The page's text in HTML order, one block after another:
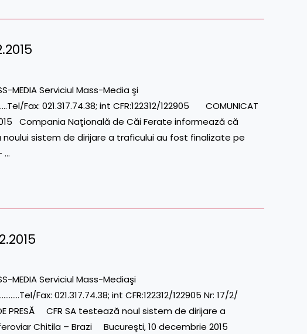
MEDIA Serviciul Mass-Media şi
Fax: 021.317.74.38; int CFR:122312/122905 COMUNICAT
Compania Naţională de Căi Ferate informează că
sistem de dirijare a traficului au fost finalizate pe
…
MEDIA Serviciul Mass-Mediaşi
Fax: 021.317.74.38; int CFR:122312/122905 Nr: 17/2/
PRESĂ CFR SA testează noul sistem de dirijare a
Chitila – Brazi Bucureşti, 10 decembrie 2015